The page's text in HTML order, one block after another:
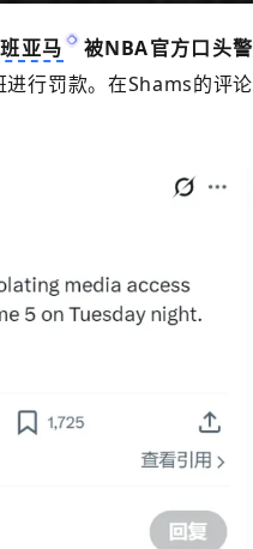
亚马
被NBA官方口头警
进行罚款。在Shams的评论